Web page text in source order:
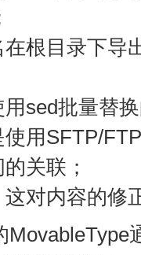
根目录下导
sed批量替
用SFTP/
关联；
对内容的修